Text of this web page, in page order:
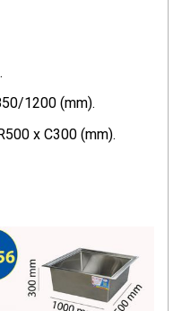
1200 (mm).
x C300 (mm).